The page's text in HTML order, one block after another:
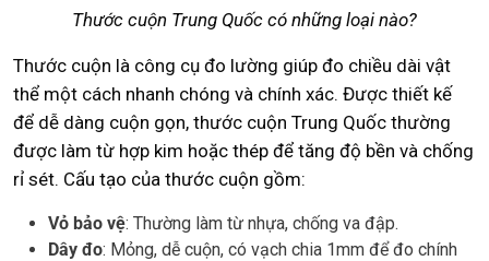
Thước cuộn Trung Quốc có những loại nào?
Thước cuộn là công cụ đo lường giúp đo chiều dài vật
thể một cách nhanh chóng và chính xác. Được thiết kế
để dễ dàng cuộn gọn, thước cuộn Trung Quốc thường
được làm từ hợp kim hoặc thép để tăng độ bền và chống
rỉ sét. Cấu tạo của thước cuộn gồm:
Vỏ bảo vệ: Thường làm từ nhựa, chống va đập.
Dây đo: Mỏng, dễ cuộn, có vạch chia 1mm để đo chính